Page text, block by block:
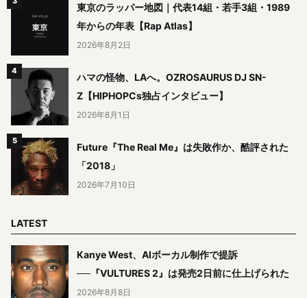
東京のラッパー地図｜代表14組・若手3組・1989
年からの年表【Rap Atlas】
2026年8月2日
ハマの怪物、LAへ。OZROSAURUS DJ SN-
Z【HIPHOPCs独占インタビュー】
2026年8月1日
Future『The Real Me』は失敗作か、酷評された
「2018」
2026年7月10日
LATEST
Kanye West、AIボーカル制作で提訴
──『VULTURES 2』は発売2日前に仕上げられた
2026年8月8日